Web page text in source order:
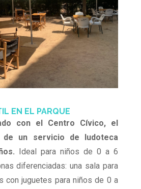
EN EL PARQUE
con el Centro Cívico, el
de un servicio de ludoteca
Ideal para niños de 0 a 6
diferenciadas: una sala para
con juguetes para niños de 0 a